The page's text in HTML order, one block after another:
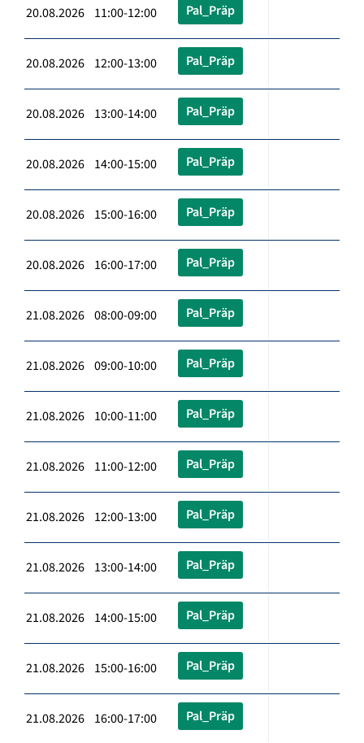
20.08.2026 11:00-12:00 Pal_Präp
20.08.2026 12:00-13:00 Pal_Präp
20.08.2026 13:00-14:00 Pal_Präp
20.08.2026 14:00-15:00 Pal_Präp
20.08.2026 15:00-16:00 Pal_Präp
20.08.2026 16:00-17:00 Pal_Präp
21.08.2026 08:00-09:00 Pal_Präp
21.08.2026 09:00-10:00 Pal_Präp
21.08.2026 10:00-11:00 Pal_Präp
21.08.2026 11:00-12:00 Pal_Präp
21.08.2026 12:00-13:00 Pal_Präp
21.08.2026 13:00-14:00 Pal_Präp
21.08.2026 14:00-15:00 Pal_Präp
21.08.2026 15:00-16:00 Pal_Präp
21.08.2026 16:00-17:00 Pal_Präp